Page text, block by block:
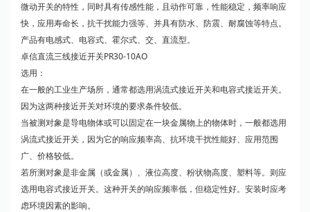
微动开关的特性，同时具有传感性能，且动作可靠，性能稳定，频率响应
快，应用寿命长，抗干扰能力强等、并具有防水、防震、耐腐蚀等特点。
产品有电感式、电容式、霍尔式、交、直流型。
卓信直流三线接近开关PR30-10AO
选用：
在一般的工业生产场所，通常都选用涡流式接近开关和电容式接近开关。
因为这两种接近开关对环境的要求条件较低。
当被测对象是导电物体或可以固定在一块金属物上的物体时，一般都选用
涡流式接近开关，因为它的响应频率高、抗环境干扰性能好、应用范围
广、价格较低。
若所测对象是非金属（或金属）、液位高度、粉状物高度、塑料等。则应
选用电容式接近开关。这种开关的响应频率低，但稳定性好。安装时应考
虑环境因素的影响。